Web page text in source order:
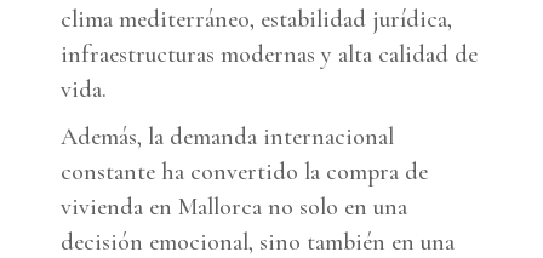
clima mediterráneo, estabilidad jurídica,
infraestructuras modernas y alta calidad de
vida.
Además, la demanda internacional
constante ha convertido la compra de
vivienda en Mallorca no solo en una
decisión emocional, sino también en una